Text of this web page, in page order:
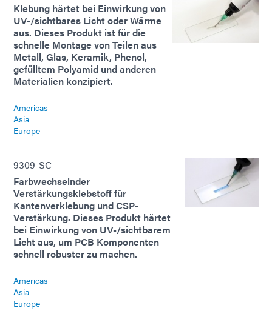
Klebung härtet bei Einwirkung von
UV-/sichtbares Licht oder Wärme
aus. Dieses Produkt ist für die
schnelle Montage von Teilen aus
Metall, Glas, Keramik, Phenol,
gefülltem Polyamid und anderen
Materialien konzipiert.
Americas
Asia
Europe
9309-SC
Farbwechselnder
Verstärkungsklebstoff für
Kantenverklebung und CSP-
Verstärkung. Dieses Produkt härtet
bei Einwirkung von UV-/sichtbarem
Licht aus, um PCB Komponenten
schnell robuster zu machen.
Americas
Asia
Europe